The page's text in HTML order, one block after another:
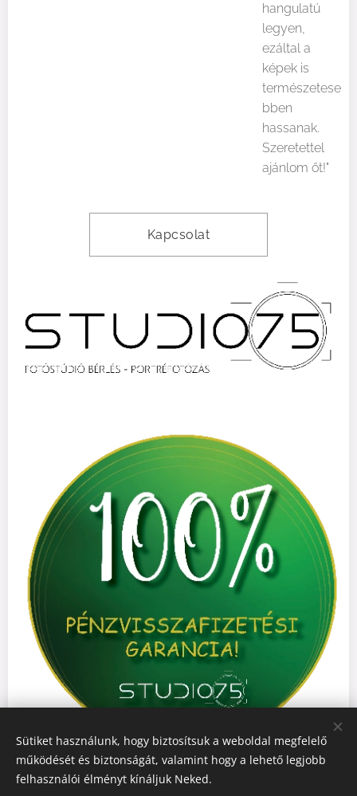
hangulatú
legyen,
ezáltal a
képek is
természetese
bben
hassanak.
Szeretettel
ajánlom őt!"
Kapcsolat
Sütiket használunk, hogy biztosítsuk a weboldal megfelelő
működését és biztonságát, valamint hogy a lehető legjobb
felhasználói élményt kínáljuk Neked.